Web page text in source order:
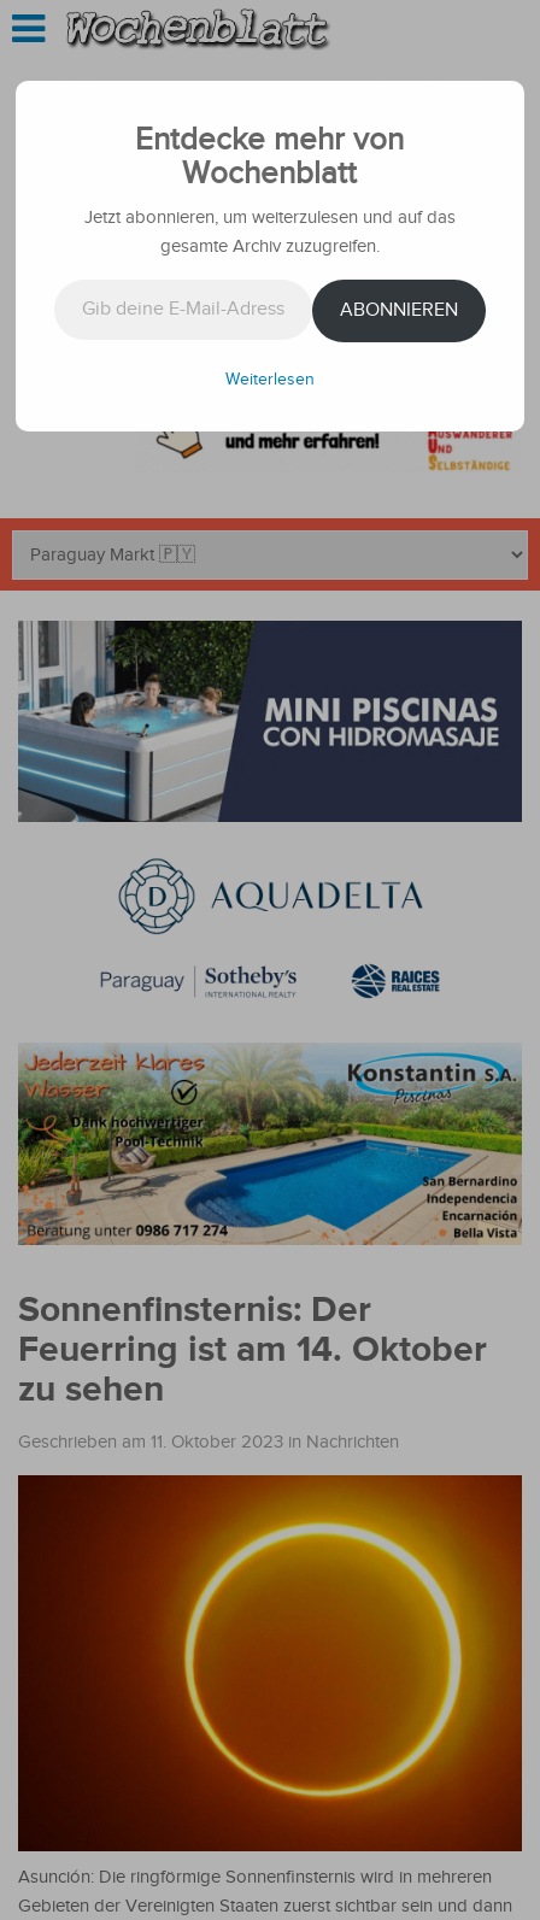
Sonnenfinsternis: Der
Feuerring ist am 14. Oktober
zu sehen
Geschrieben am 11. Oktober 2023 in Nachrichten
Asunción: Die ringförmige Sonnenfinsternis wird in mehreren
Gebieten der Vereinigten Staaten zuerst sichtbar sein und dann
Entdecke mehr von
Wochenblatt
Jetzt abonnieren, um weiterzulesen und auf das
gesamte Archiv zuzugreifen.
ABONNIEREN
Weiterlesen